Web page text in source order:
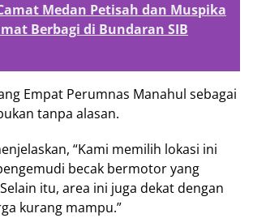
Medan Petisah dan Muspika
Berbagi di Bundaran SIB
Empat Perumnas Manahul sebagai
tanpa alasan.
“Kami memilih lokasi ini
becak bermotor yang
itu, area ini juga dekat dengan
kurang mampu.”